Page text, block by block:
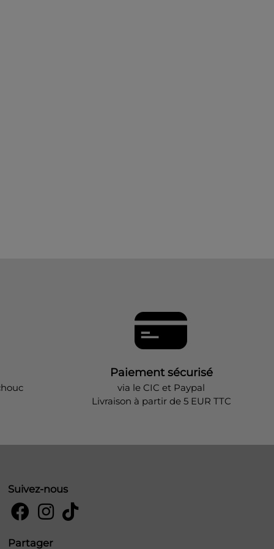
Paiement sécurisé
via le CIC et Paypal
Livraison à partir de 5 EUR TTC
Suivez-nous
Partager